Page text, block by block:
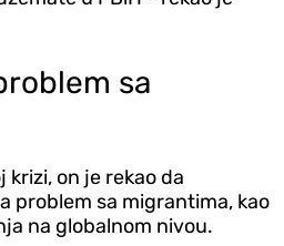
sa
krizi, on je rekao da
problem sa migrantima, kao
na globalnom nivou.